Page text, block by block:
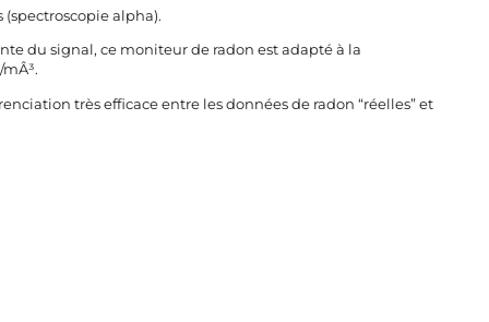
alpha).
du signal, ce moniteur de radon est adapté à la
très efficace entre les données de radon “réelles” et